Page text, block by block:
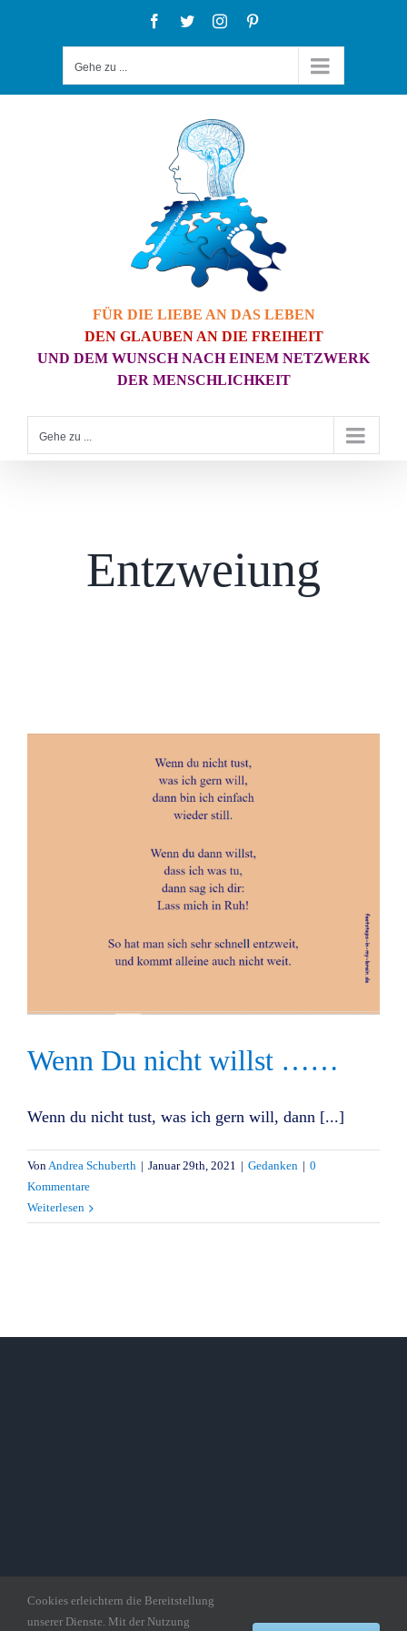
Facebook
TwitterInstagram
Gehe zu ...
FÜR DIE LIEBE AN DAS LEBEN
DEN GLAUBEN AN DIE FREIHEIT
UND DEM WUNSCH NACH EINEM NETZWERK
DER MENSCHLICHKEIT
Gehe zu ...
Entzweiung
Wenn Du nicht willst ……
Wenn du nicht tust, was ich gern will, dann [...]
VonAndrea Schuberth | Januar 29th, 2021 | Gedanken | 0
Kommentare
Weiterlesen
Cookies erleichtern die Bereitstellung
unserer Dienste. Mit der Nutzung